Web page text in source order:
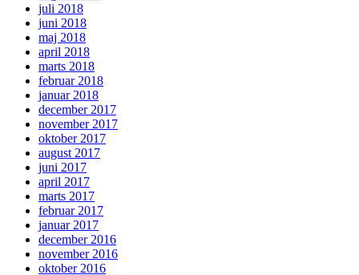
juli 2018
juni 2018
maj 2018
april 2018
marts 2018
februar 2018
januar 2018
december 2017
november 2017
oktober 2017
august 2017
juni 2017
april 2017
marts 2017
februar 2017
januar 2017
december 2016
november 2016
oktober 2016